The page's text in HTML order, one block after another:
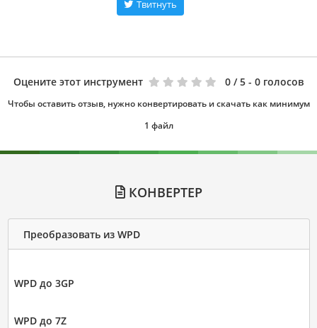
Твитнуть
Оцените этот инструмент 0 / 5 - 0 голосов
Чтобы оставить отзыв, нужно конвертировать и скачать как минимум
1 файл
КОНВЕРТЕР
Преобразовать из WPD
WPD до 3GP
WPD до 7Z